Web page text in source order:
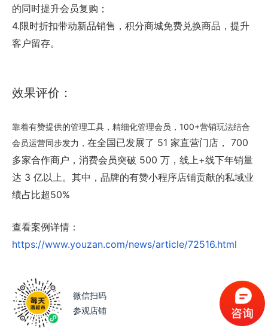
的同时提升会员复购；
4.限时折扣带动新品销售，积分商城免费兑换商品，提升
客户留存。
效果评价：
靠着有赞提供的管理工具，精细化管理会员，100+营销玩法结合
会员运营同步发力， 在全国已发展了 51 家直营门店， 700
多家合作商户，消费会员突破 500 万，线上+线下年销量
达 3 亿以上。其中，品牌的有赞小程序店铺贡献的私域业
绩占比超50%
查看案例详情：
https://www.youzan.com/news/article/72516.html
微信扫码
参观店铺